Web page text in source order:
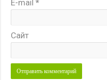
E-mail*
Сайт